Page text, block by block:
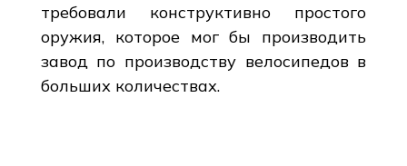
требовали конструктивно простого
оружия, которое мог бы производить
завод по производству велосипедов в
больших количествах.